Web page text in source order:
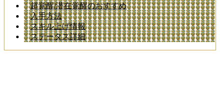
超覚醒/潜在覚醒のおすすめ
入手方法
スキル上げ情報
ステータス詳細